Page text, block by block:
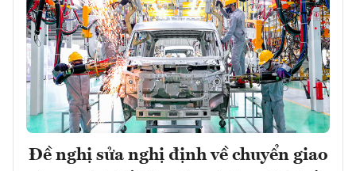
Đề nghị sửa nghị định về chuyển giao